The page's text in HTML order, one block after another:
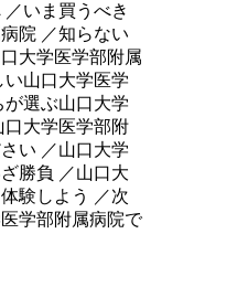
いま買うべき
院 ／知らない
大学医学部附属
山口大学医学
選ぶ山口大学
口大学医学部附
い ／山口大学
勝負 ／山口大
験しよう ／次
学部附属病院で